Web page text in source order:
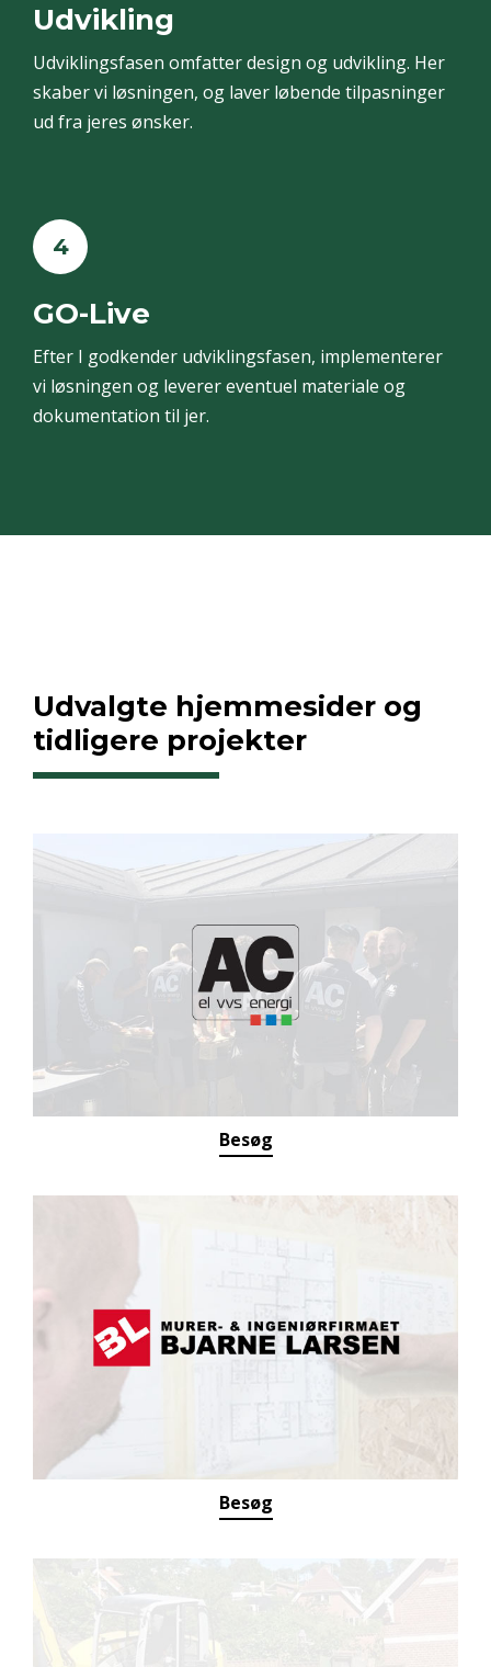
Udvikling
Udviklingsfasen omfatter design og udvikling. Her
skaber vi løsningen, og laver løbende tilpasninger
ud fra jeres ønsker.
4
GO-Live
Efter I godkender udviklingsfasen, implementerer
vi løsningen og leverer eventuel materiale og
dokumentation til jer.
Udvalgte hjemmesider og
tidligere projekter
Besøg
Besøg